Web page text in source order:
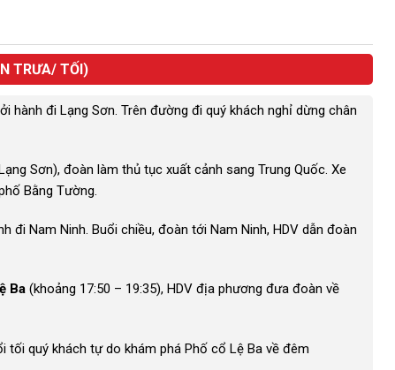
TRƯA/ TỐI)
hành đi Lạng Sơn. Trên đường đi quý khách nghỉ dừng chân
Sơn), đoàn làm thủ tục xuất cảnh sang Trung Quốc. Xe
Bằng Tường.
đi Nam Ninh. Buổi chiều, đoàn tới Nam Ninh, HDV dẫn đoàn
Ba (khoảng 17:50 – 19:35), HDV địa phương đưa đoàn về
tối quý khách tự do khám phá Phố cổ Lệ Ba về đêm